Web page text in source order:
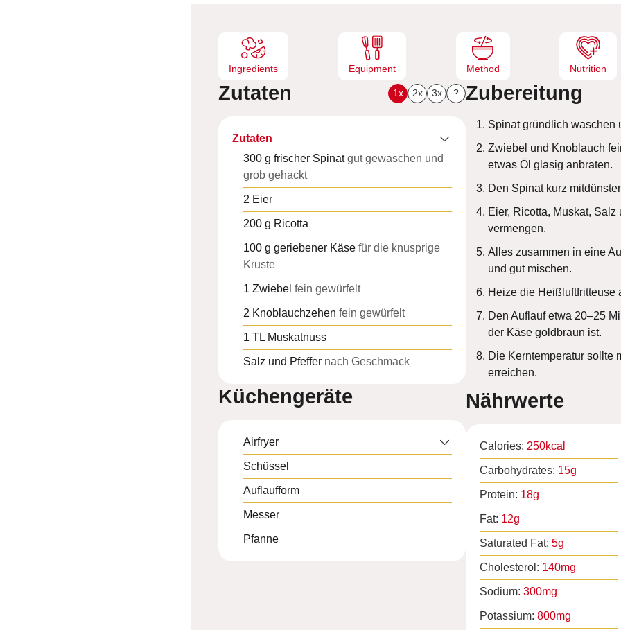
Ingredients Equipment Method Nutrition
Zutaten 1x 2x 3x ?
Zutaten
300 g frischer Spinat gut gewaschen und
grob gehackt
2 Eier
200 g Ricotta
100 g geriebener Käse für die knusprige
Kruste
1 Zwiebel fein gewürfelt
2 Knoblauchzehen fein gewürfelt
1 TL Muskatnuss
Salz und Pfeffer nach Geschmack
Küchengeräte
Airfryer
Schüssel
Auflaufform
Messer
Pfanne
Zubereitung
Spinat gründlich waschen
Zwiebel und Knoblauch
etwas Öl glasig anbraten.
Den Spinat kurz
Eier, Ricotta, Muskat, Salz
vermengen.
Alles zusammen in eine
und gut mischen.
Heize die Heißluftfritteuse
Den Auflauf etwa 20–25
der Käse goldbraun ist.
Die Kerntemperatur sollte
erreichen.
Nährwerte
Calories: 250kcal
Carbohydrates: 15g
Protein: 18g
Fat: 12g
Saturated Fat: 5g
Cholesterol: 140mg
Sodium: 300mg
Potassium: 800mg